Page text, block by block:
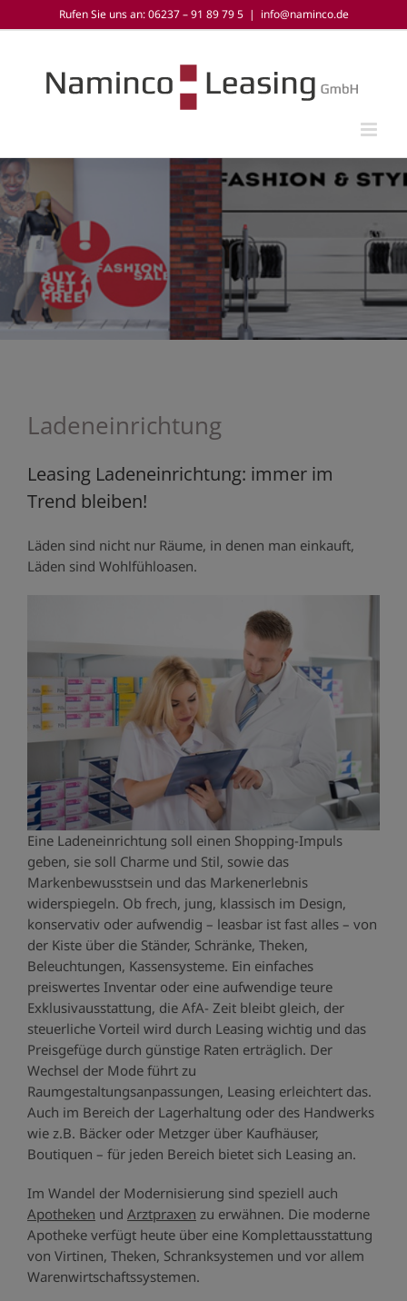
Inhalt
Rufen Sie uns an: 06237 – 91 89 79 5 | info@naminco.de
Ladeneinrichtung
Leasing Ladeneinrichtung: immer im
Trend bleiben!
Läden sind nicht nur Räume, in denen man einkauft,
Läden sind Wohlfühloasen.
Eine Ladeneinrichtung soll einen Shopping-Impuls
geben, sie soll Charme und Stil, sowie das
Markenbewusstsein und das Markenerlebnis
widerspiegeln. Ob frech, jung, klassisch im Design,
konservativ oder aufwendig – leasbar ist fast alles – von
der Kiste über die Ständer, Schränke, Theken,
Beleuchtungen, Kassensysteme. Ein einfaches
preiswertes Inventar oder eine aufwendige teure
Exklusivausstattung, die AfA- Zeit bleibt gleich, der
steuerliche Vorteil wird durch Leasing wichtig und das
Preisgefüge durch günstige Raten erträglich. Der
Wechsel der Mode führt zu
Raumgestaltungsanpassungen, Leasing erleichtert das.
Auch im Bereich der Lagerhaltung oder des Handwerks
wie z.B. Bäcker oder Metzger über Kaufhäuser,
Boutiquen – für jeden Bereich bietet sich Leasing an.
Im Wandel der Modernisierung sind speziell auch
Apotheken und Arztpraxen zu erwähnen. Die moderne
Apotheke verfügt heute über eine Komplettausstattung
von Virtinen, Theken, Schranksystemen und vor allem
Warenwirtschaftssystemen.